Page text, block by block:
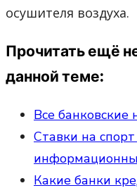
осушителя воздуха.
Прочитать ещё
данной теме:
Все банковские
Ставки на
Какие банки